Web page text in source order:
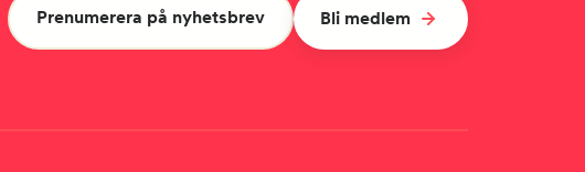
Prenumerera på nyhetsbrev Bli medlem